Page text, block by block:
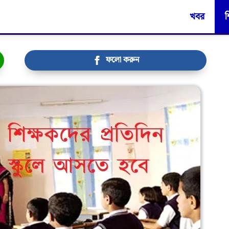
খবর
ফলো করুন